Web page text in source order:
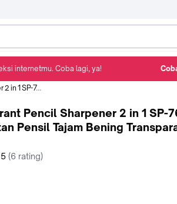
Transparan 2 Lubang TRG
Pencil Sharpener 2 in 1 SP-
Pensil Tajam Bening
bintang
5 (6 rating)
internetmu. Coba lagi, ya!